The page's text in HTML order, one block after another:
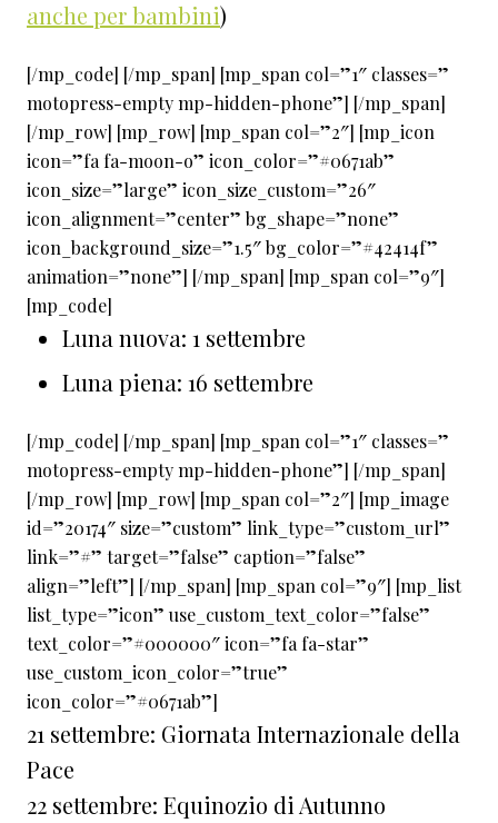
anche per bambini)
[/mp_code] [/mp_span] [mp_span col=”1″ classes=”
motopress-empty mp-hidden-phone”] [/mp_span]
[/mp_row] [mp_row] [mp_span col=”2″] [mp_icon
icon=”fa fa-moon-o” icon_color=”#0671ab”
icon_size=”large” icon_size_custom=”26″
icon_alignment=”center” bg_shape=”none”
icon_background_size=”1.5″ bg_color=”#42414f”
animation=”none”] [/mp_span] [mp_span col=”9″]
[mp_code]
Luna nuova: 1 settembre
Luna piena: 16 settembre
[/mp_code] [/mp_span] [mp_span col=”1″ classes=”
motopress-empty mp-hidden-phone”] [/mp_span]
[/mp_row] [mp_row] [mp_span col=”2″] [mp_image
id=”20174″ size=”custom” link_type=”custom_url”
link=”#” target=”false” caption=”false”
align=”left”] [/mp_span] [mp_span col=”9″] [mp_list
list_type=”icon” use_custom_text_color=”false”
text_color=”#000000″ icon=”fa fa-star”
use_custom_icon_color=”true”
icon_color=”#0671ab”]
21 settembre: Giornata Internazionale della
Pace
22 settembre: Equinozio di Autunno